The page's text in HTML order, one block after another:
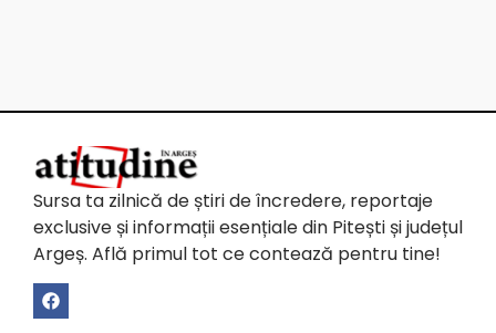
Sursa ta zilnică de știri de încredere, reportaje
exclusive și informații esențiale din Pitești și județul
Argeș. Află primul tot ce contează pentru tine!